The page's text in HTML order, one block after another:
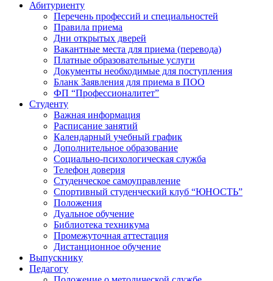
Абитуриенту
Перечень профессий и специальностей
Правила приема
Дни открытых дверей
Вакантные места для приема (перевода)
Платные образовательные услуги
Документы необходимые для поступления
Бланк Заявления для приема в ПОО
ФП “Профессионалитет”
Студенту
Важная информация
Расписание занятий
Календарный учебный график
Дополнительное образование
Социально-психологическая служба
Телефон доверия
Студенческое самоуправление
Спортивный студенческий клуб “ЮНОСТЬ”
Положения
Дуальное обучение
Библиотека техникума
Промежуточная аттестация
Дистанционное обучение
Выпускнику
Педагогу